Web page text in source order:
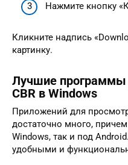
Нажмите кнопку
Кликните надпись
картинку.
Лучшие программы
CBR в Windows
Приложений для
достаточно много,
Windows, так и под
удобными и